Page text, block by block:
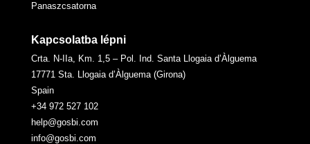
Panaszcsatorna
Kapcsolatba lépni
Crta. N-IIa, Km. 1,5 – Pol. Ind. Santa Llogaia d’Àlguema
17771 Sta. Llogaia d’Àlguema (Girona)
Spain
+34 972 527 102
help@gosbi.com
info@gosbi.com